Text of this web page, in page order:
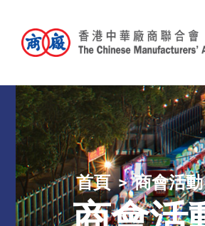
首頁 商會活動